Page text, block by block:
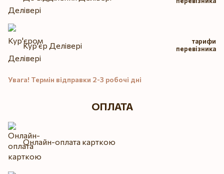
Кур'єр Делівері
тарифи
перевізника
Увага! Термін відправки 2-3 робочі дні
ОПЛАТА
Онлайн-оплата карткою